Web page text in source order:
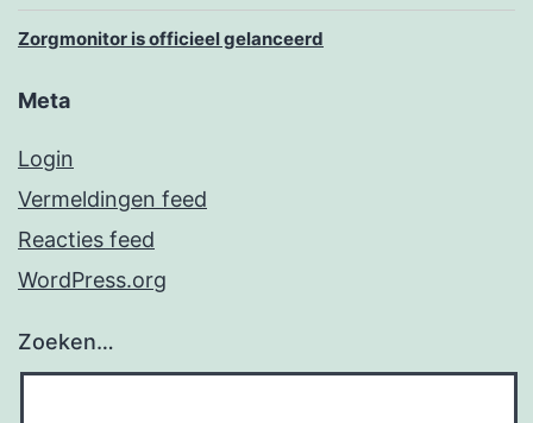
Zorgmonitor is officieel gelanceerd
Meta
Login
Vermeldingen feed
Reacties feed
WordPress.org
Zoeken…